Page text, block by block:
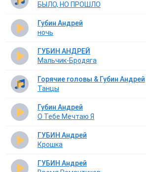
БЫЛО, НО ПРОШЛО
Губин Андрей
ночь
ГУБИН АНДРЕЙ
Мальчик-Бродяга
Горячие головы & Губин Андрей
Танцы
Губин Андрей
О Тебе Мечтаю Я
ГУБИН Андрей
Крошка
ГУБИН Андрей